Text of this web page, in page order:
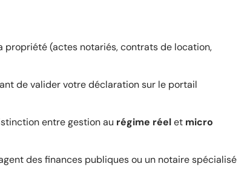
propriété (actes notariés, contrats de location,
de valider votre déclaration sur le portail
entre gestion au régime réelet micro
des finances publiques ou un notaire spécialisé